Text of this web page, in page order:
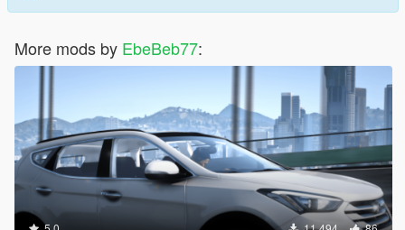
More mods by EbeBeb77: